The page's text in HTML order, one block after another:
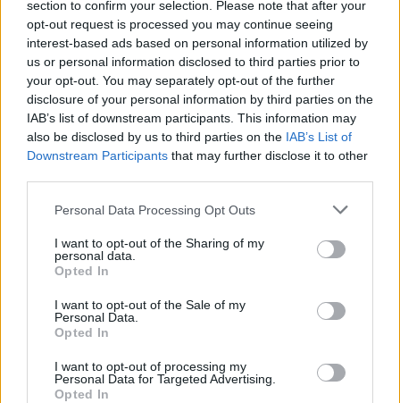
section to confirm your selection. Please note that after your
opt-out request is processed you may continue seeing
interest-based ads based on personal information utilized by
us or personal information disclosed to third parties prior to
your opt-out. You may separately opt-out of the further
disclosure of your personal information by third parties on the
IAB’s list of downstream participants. This information may
also be disclosed by us to third parties on the IAB’s List of
Downstream Participants that may further disclose it to other
Personal Data Processing Opt Outs
I want to opt-out of the Sharing of my
personal data.
Opted In
I want to opt-out of the Sale of my
Personal Data.
Opted In
I want to opt-out of processing my
Personal Data for Targeted Advertising.
Opted In
Näytä tämä julkaisu Instagramissa.